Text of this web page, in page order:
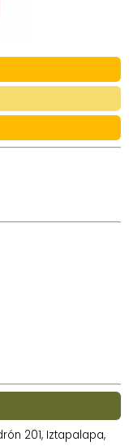
201, Iztapalapa,